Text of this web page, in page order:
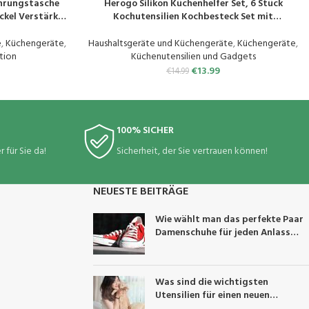
Verstärkte
Boxen,
,Küchengeräte,
PRODUKT KAUFEN
Herogo Silikon Küchenhelfer Set, 6 Stück
Kochutensilien Kochbesteck Set mit
Silikon Küchenutensilien Wender Zange
Pfannenwender Set – Schwarz
Haushaltsgeräte und Küchengeräte,Küchengeräte,
Küchenutensilien und Gadgets
€14.99 €13.99
für Sie da!
100% SICHER
Sicherheit, der Sie vertrauen können!
NEUESTE BEITRÄGE
Wie wählt man das perfekte Paar
Damenschuhe für jeden Anlass
Was sind die wichtigsten
Utensilien für einen neuen